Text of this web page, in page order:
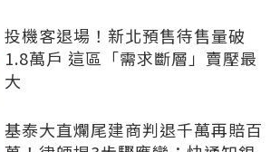
投機客退場！新北預售待售量破
1.8萬戶 這區「需求斷層」賣壓最
大
基泰大直爛尾建商判退千萬再賠百